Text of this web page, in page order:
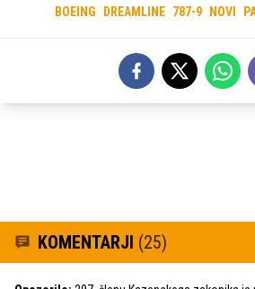
BOEING DREAMLINE 787-9 NOVI
KOMENTARJI (25)